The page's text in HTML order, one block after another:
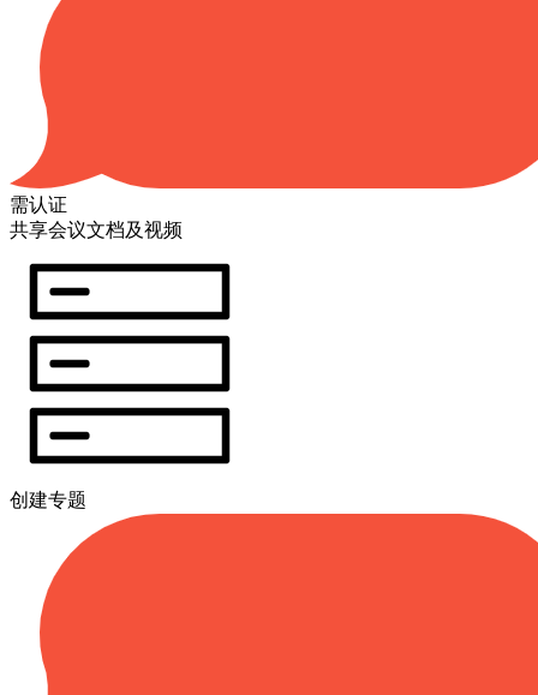
需认证
共享会议文档及视频
创建专题